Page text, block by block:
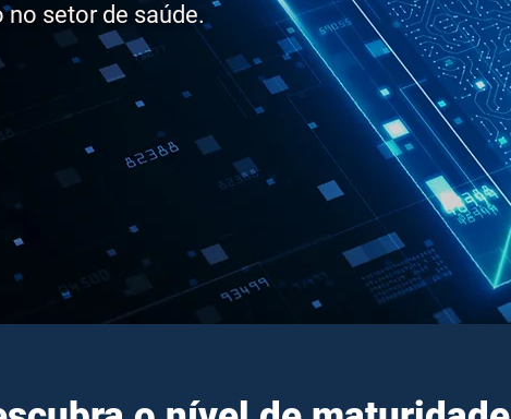
setor de saúde.